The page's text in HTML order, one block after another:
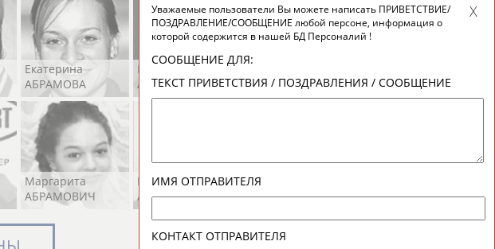
Екатерина
АБРАМОВА
Екатерина
АБРАМОВА
Ирина
АБРАМОВА
АБРАМОВА
Маргарита
АБРАМОВИЧ
Иракли
АБРАМЯН
Осеп
АБРАМЯН
АБРАРОВ
Уважаемые пользователи Вы можете написать ПРИВЕТСТВИЕ/
ПОЗДРАВЛЕНИЕ/СООБЩЕНИЕ любой персоне, информация о
которой содержится в нашей БД Персоналий !
СООБЩЕНИЕ ДЛЯ:
ТЕКСТ ПРИВЕТСТВИЯ / ПОЗДРАВЛЕНИЯ / СООБЩЕНИЕ
ИМЯ ОТПРАВИТЕЛЯ
КОНТАКТ ОТПРАВИТЕЛЯ